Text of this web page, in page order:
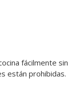
fácilmente sin
están prohibidas.